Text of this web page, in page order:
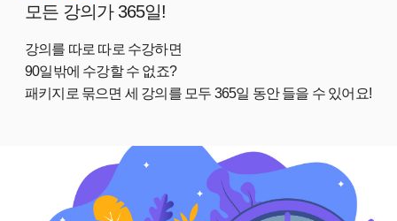
모든 강의가 365일!
강의를 따로 따로 수강하면
90일밖에 수강할 수 없죠?
패키지로 묶으면 세 강의를 모두 365일 동안 들을 수 있어요!